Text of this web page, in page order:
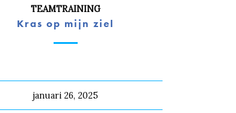
TEAMTRAINING
Kras op mijn ziel
januari 26, 2025